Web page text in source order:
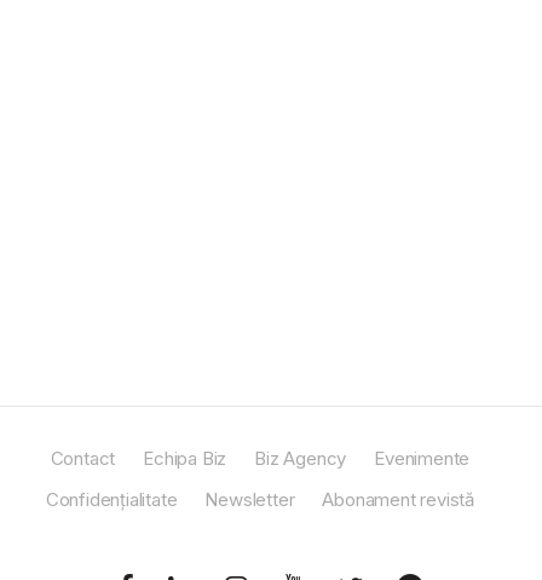
Contact Echipa Biz Biz Agency
Evenimente
Confidențialitate
Newsletter Abonament revistă